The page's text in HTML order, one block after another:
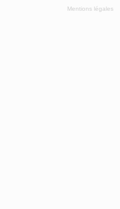
Mentions légales